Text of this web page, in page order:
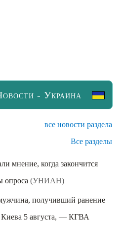
- Украина
все новости раздела
Все разделы
мнение, когда закончится
опроса (УНИАН)
получивший ранение
Киева 5 августа, — КГВА